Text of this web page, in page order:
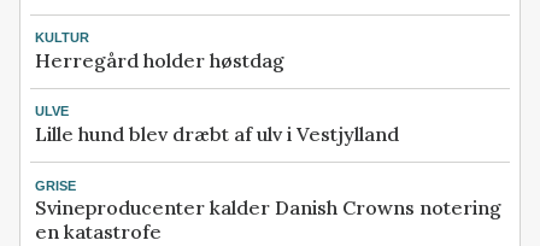
KULTUR
Herregård holder høstdag
ULVE
Lille hund blev dræbt af ulv i Vestjylland
GRISE
Svineproducenter kalder Danish Crowns notering
en katastrofe